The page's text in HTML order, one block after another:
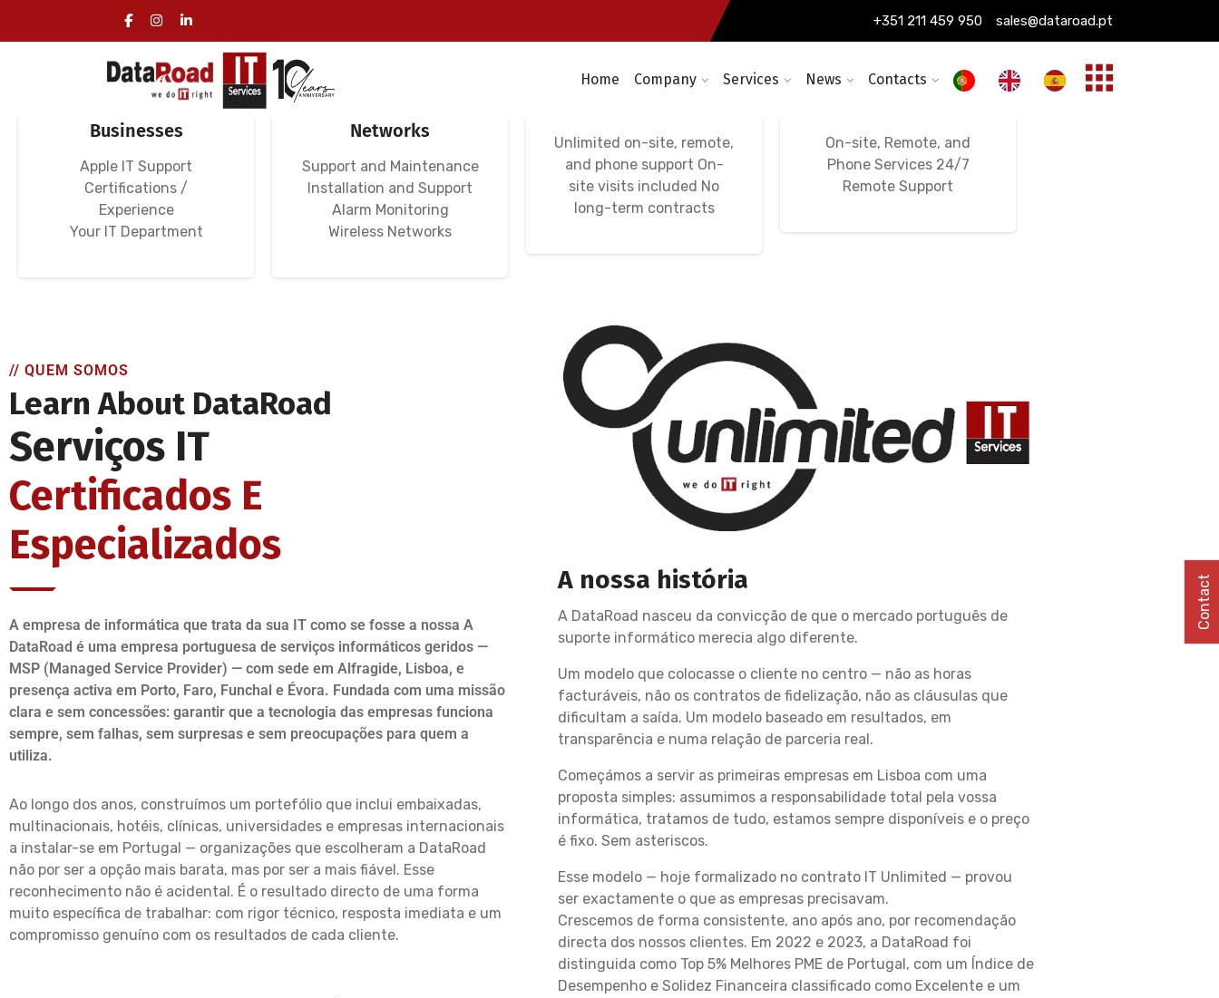
+351 211 459 950 sales@dataroad.pt
Home Company Services News Contacts
Specialized IT
Services for
Businesses
Apple IT Support
Certifications /
Experience
Your IT Department
Computer Networks,
Networks
Support and Maintenance
Installation and Support
Alarm Monitoring
Wireless Networks
Avença Informática
Unlimited on-site, remote,
and phone support On-
site visits included No
long-term contracts
24/7, 365-Day
On-site, Remote, and
Phone Services 24/7
Remote Support
// QUEM SOMOS
Learn About DataRoad
Serviços IT
Certificados E
Especializados
A empresa de informática que trata da sua IT como se fosse a nossa A
DataRoad é uma empresa portuguesa de serviços informáticos geridos —
MSP (Managed Service Provider) — com sede em Alfragide, Lisboa, e
presença activa em Porto, Faro, Funchal e Évora. Fundada com uma missão
clara e sem concessões: garantir que a tecnologia das empresas funciona
sempre, sem falhas, sem surpresas e sem preocupações para quem a
utiliza.
Ao longo dos anos, construímos um portefólio que inclui embaixadas,
multinacionais, hotéis, clínicas, universidades e empresas internacionais
a instalar-se em Portugal — organizações que escolheram a DataRoad
não por ser a opção mais barata, mas por ser a mais fiável. Esse
reconhecimento não é acidental. É o resultado directo de uma forma
muito específica de trabalhar: com rigor técnico, resposta imediata e um
compromisso genuíno com os resultados de cada cliente.
A nossa história
A DataRoad nasceu da convicção de que o mercado português de
suporte informático merecia algo diferente.
Um modelo que colocasse o cliente no centro — não as horas
facturáveis, não os contratos de fidelização, não as cláusulas que
dificultam a saída. Um modelo baseado em resultados, em
transparência e numa relação de parceria real.
Começámos a servir as primeiras empresas em Lisboa com uma
proposta simples: assumimos a responsabilidade total pela vossa
informática, tratamos de tudo, estamos sempre disponíveis e o preço
é fixo. Sem asteriscos.
Esse modelo — hoje formalizado no contrato IT Unlimited — provou
ser exactamente o que as empresas precisavam.
Crescemos de forma consistente, ano após ano, por recomendação
directa dos nossos clientes. Em 2022 e 2023, a DataRoad foi
distinguida como Top 5% Melhores PME de Portugal, com um Índice de
Desempenho e Solidez Financeira classificado como Excelente e um
Contact